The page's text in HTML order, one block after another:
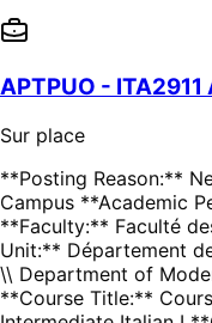
APTPUO -
Sur place
**Posting Reason:**
Campus **Academic
**Faculty:** Faculté
Unit:** Département
\\ Department of
**Course Title:**